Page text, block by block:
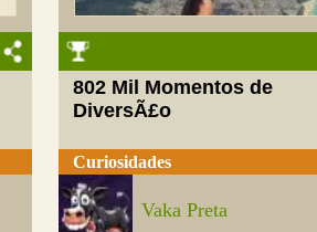
802 Mil Momentos de
DiversÃ£o
Curiosidades
Vaka Preta